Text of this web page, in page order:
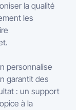
la qualité
les
personnalise
garantit des
: un support
à la